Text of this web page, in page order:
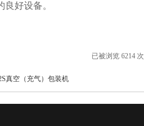
好设备。
已被浏览 6214 次
真空（充气）包装机